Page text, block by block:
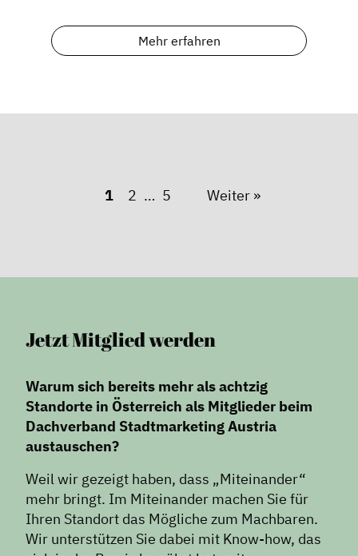
Mehr erfahren
1 2 5 Weiter »
Jetzt Mitglied werden
Warum sich bereits mehr als achtzig
Standorte in Österreich als Mitglieder beim
Dachverband Stadtmarketing Austria
austauschen?
Weil wir gezeigt haben, dass „Miteinander“
mehr bringt. Im Miteinander machen Sie für
Ihren Standort das Mögliche zum Machbaren.
Wir unterstützen Sie dabei mit Know-how, das